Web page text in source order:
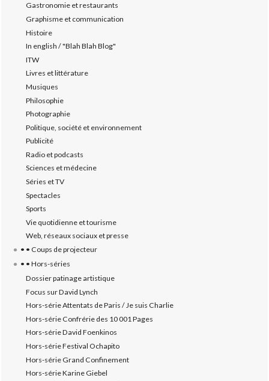
Gastronomie et restaurants
Graphisme et communication
Histoire
In english / "Blah Blah Blog"
ITW
Livres et littérature
Musiques
Philosophie
Photographie
Politique, société et environnement
Publicité
Radio et podcasts
Sciences et médecine
Séries et TV
Spectacles
Sports
Vie quotidienne et tourisme
Web, réseaux sociaux et presse
• • Coups de projecteur
• • Hors-séries
Dossier patinage artistique
Focus sur David Lynch
Hors-série Attentats de Paris / Je suis Charlie
Hors-série Confrérie des 10 001 Pages
Hors-série David Foenkinos
Hors-série Festival Ochapito
Hors-série Grand Confinement
Hors-série Karine Giebel